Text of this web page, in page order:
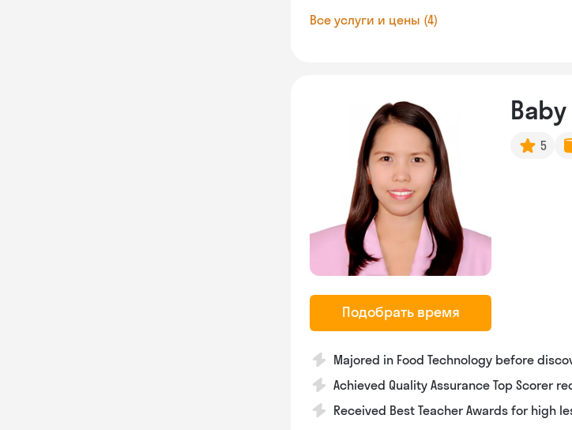
Все услуги и цены (4)
Подобрать время
5
Majored in Food Technology before
Achieved Quality Assurance Top Scorer
Received Best Teacher Awards for high